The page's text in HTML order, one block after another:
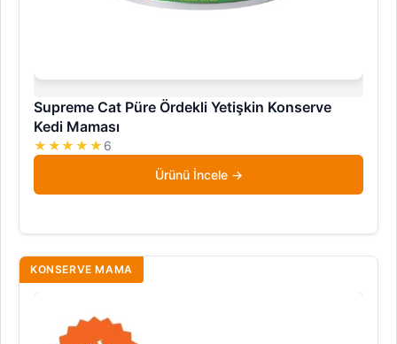
Supreme Cat Püre Ördekli Yetişkin Konserve
Kedi Maması
★★★★★ 6
Ürünü İncele
KONSERVE MAMA